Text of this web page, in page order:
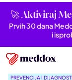
🚀 Aktiviraj
Prvih 30 dana
i
PREVENCIJA I